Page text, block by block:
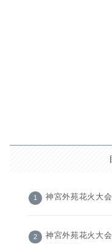
神宮外苑花火大
神宮外苑花火大